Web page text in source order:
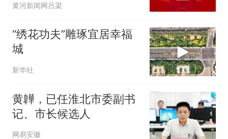
黄河新闻网吕梁
“绣花功夫”雕琢宜居幸福
城
新华社
黄韡，已任淮北市委副书
记、市长候选人
网易安徽